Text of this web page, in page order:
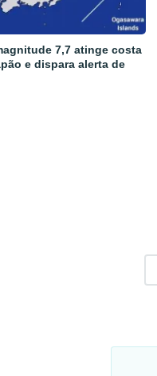
7,7 atinge costa
e dispara alerta de